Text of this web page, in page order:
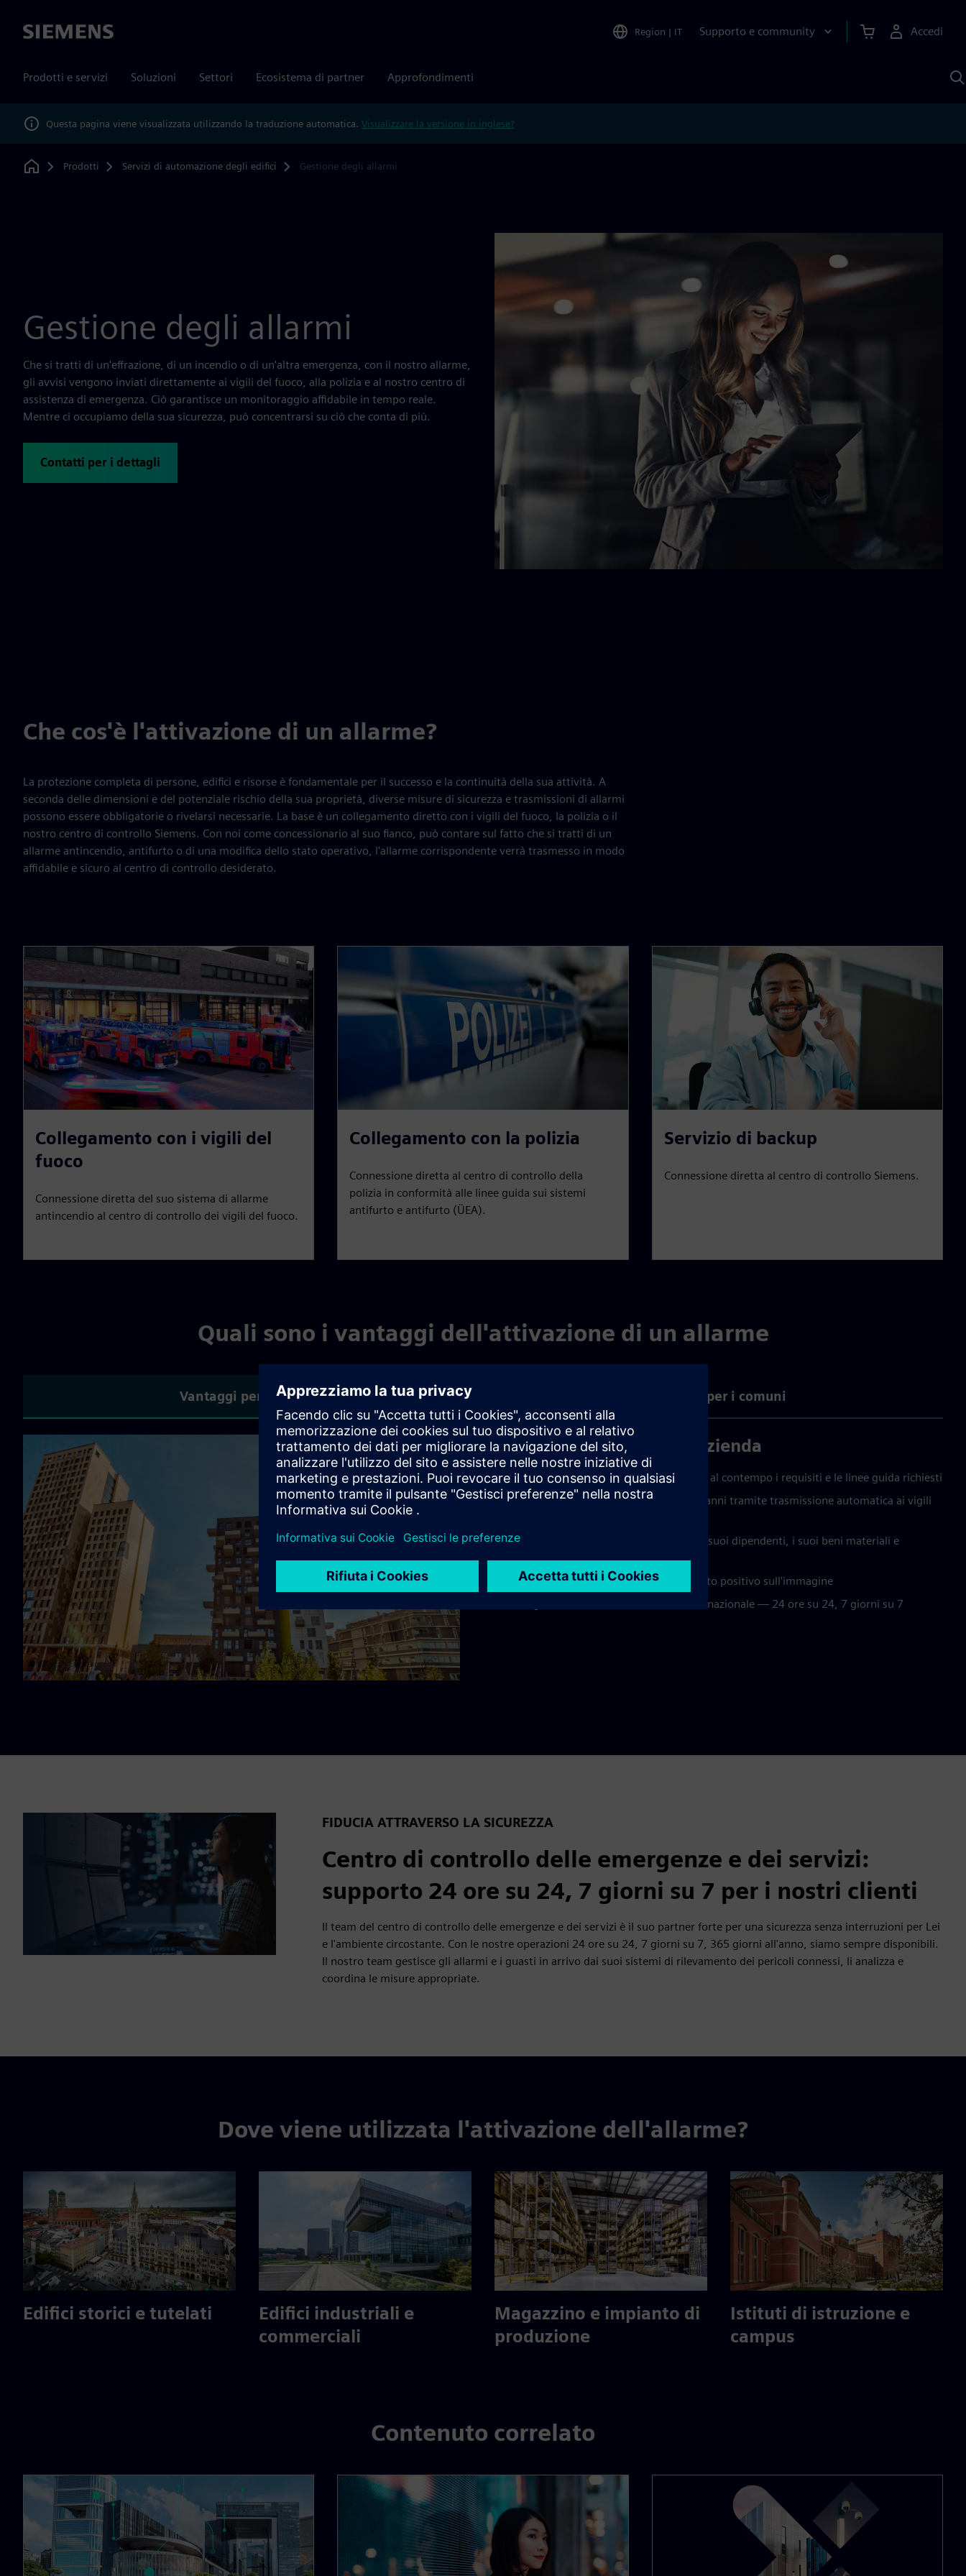
Siemens Region | IT Supporto e community Accedi
Prodotti e servizi Soluzioni Settori Ecosistema di partner Approfondimenti
Questa pagina viene visualizzata utilizzando la traduzione automatica. Visualizzare la versione in inglese?
Home
Prodotti Servizi di automazione degli edifici Gestione degli allarmi
Gestione degli allarmi
Che si tratti di un'effrazione, di un incendio o di un'altra emergenza, con il nostro allarme,
gli avvisi vengono inviati direttamente ai vigili del fuoco, alla polizia e al nostro centro di
assistenza di emergenza. Ciò garantisce un monitoraggio affidabile in tempo reale.
Mentre ci occupiamo della sua sicurezza, può concentrarsi su ciò che conta di più.
Contatti per i dettagli
Che cos'è l'attivazione di un allarme?
La protezione completa di persone, edifici e risorse è fondamentale per il successo e la continuità della sua attività. A
seconda delle dimensioni e del potenziale rischio della sua proprietà, diverse misure di sicurezza e trasmissioni di allarmi
possono essere obbligatorie o rivelarsi necessarie. La base è un collegamento diretto con i vigili del fuoco, la polizia o il
nostro centro di controllo Siemens. Con noi come concessionario al suo fianco, può contare sul fatto che si tratti di un
allarme antincendio, antifurto o di una modifica dello stato operativo, l'allarme corrispondente verrà trasmesso in modo
affidabile e sicuro al centro di controllo desiderato.
Collegamento con i vigili del
fuoco
Connessione diretta del suo sistema di allarme
antincendio al centro di controllo dei vigili del fuoco.
Collegamento con la polizia
Connessione diretta al centro di controllo della
polizia in conformità alle linee guida sui sistemi
antifurto e antifurto (ÜEA).
Servizio di backup
Connessione diretta al centro di controllo Siemens.
Quali sono i vantaggi dell'attivazione di un allarme
Vantaggi per le aziende Vantaggi per i comuni
Vantaggi per Lei come azienda
Soluzione conveniente che garantisce al contempo i requisiti e le linee guida richiesti
Azione immediata e limitazione dei danni tramite trasmissione automatica ai vigili
La migliore protezione possibile per i suoi dipendenti, i suoi beni materiali e
l'azienda
Il senso di responsabilità ha un impatto positivo sull'immagine
Organizzazione di assistenza a livello nazionale — 24 ore su 24, 7 giorni su 7
FIDUCIA ATTRAVERSO LA SICUREZZA
Centro di controllo delle emergenze e dei servizi:
supporto 24 ore su 24, 7 giorni su 7 per i nostri clienti
Il team del centro di controllo delle emergenze e dei servizi è il suo partner forte per una sicurezza senza interruzioni per Lei
e l'ambiente circostante. Con le nostre operazioni 24 ore su 24, 7 giorni su 7, 365 giorni all'anno, siamo sempre disponibili.
Il nostro team gestisce gli allarmi e i guasti in arrivo dai suoi sistemi di rilevamento dei pericoli connessi, li analizza e
coordina le misure appropriate.
Dove viene utilizzata l'attivazione dell'allarme?
Edifici storici e tutelati
Edifici industriali e
commerciali
Magazzino e impianto di
produzione
Istituti di istruzione e
campus
Contenuto correlato